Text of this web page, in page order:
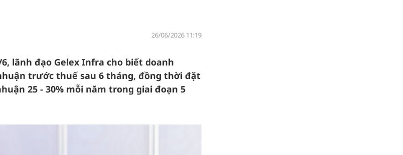
26/06/2026 11:19
lãnh đạo Gelex Infra cho biết doanh
trước thuế sau 6 tháng, đồng thời đặt
25 - 30% mỗi năm trong giai đoạn 5